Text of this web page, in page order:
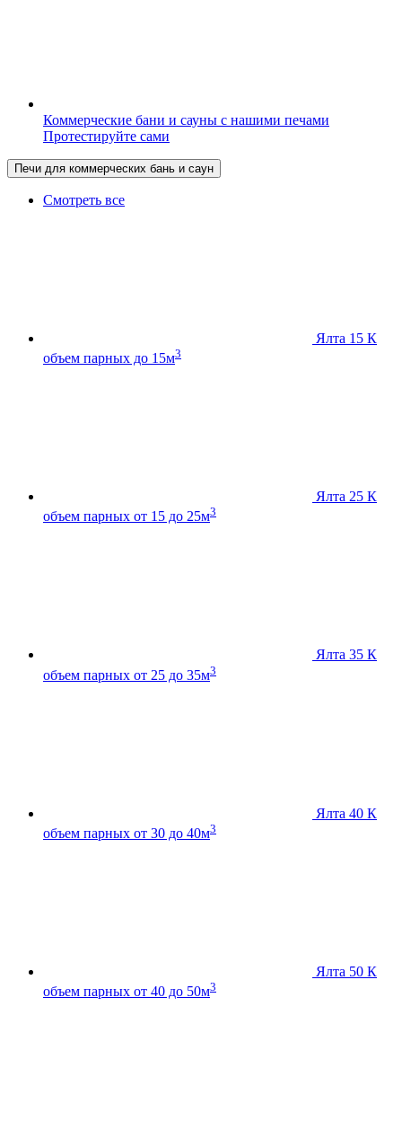
Коммерческие бани и сауны с нашими печами
Протестируйте сами
Печи для коммерческих бань и саун
Смотреть все
Ялта 15 К
объем парных до 15м3
Ялта 25 К
объем парных от 15 до 25м3
Ялта 35 К
объем парных от 25 до 35м3
Ялта 40 К
объем парных от 30 до 40м3
Ялта 50 К
объем парных от 40 до 50м3